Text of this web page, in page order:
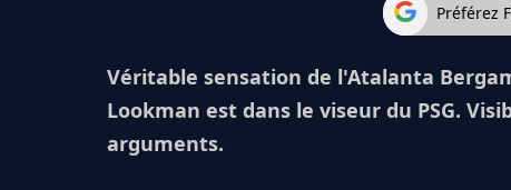
Préférez
Véritable sensation de l'Atalanta
Lookman est dans le viseur du PSG.
arguments.